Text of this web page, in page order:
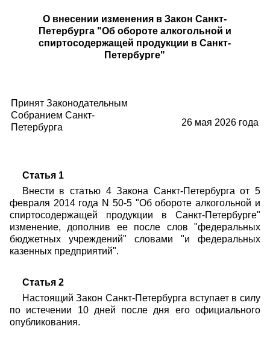
О внесении изменения в Закон Санкт-
Петербурга "Об обороте алкогольной и
спиртосодержащей продукции в Санкт-
Петербурге"
Принят Законодательным
Собранием Санкт-
Петербурга
26 мая 2026 года
Статья 1
Внести в статью 4 Закона Санкт-Петербурга от 5
февраля 2014 года N 50-5 "Об обороте алкогольной и
спиртосодержащей продукции в Санкт-Петербурге"
изменение, дополнив ее после слов "федеральных
бюджетных учреждений" словами "и федеральных
казенных предприятий".
Статья 2
Настоящий Закон Санкт-Петербурга вступает в силу
по истечении 10 дней после дня его официального
опубликования.